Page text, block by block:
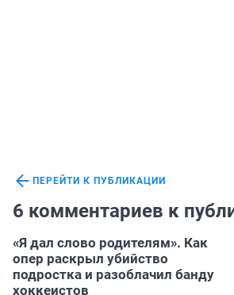
ПЕРЕЙТИ К ПУБЛИКАЦИИ
6 комментариев к
«Я дал слово родителям». Как
опер раскрыл убийство
подростка и разоблачил банду
хоккеистов